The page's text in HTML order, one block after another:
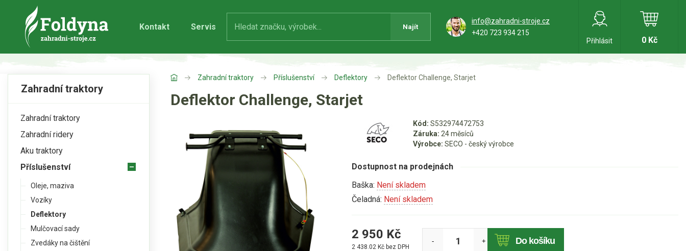
Kontakt Servis Najít
info@zahradni-stroje.cz
+420 723 934 215
Přihlásit
0 Kč
Zahradní traktory
Zahradní traktory
Zahradní ridery
Aku traktory
Příslušenství
Oleje, maziva
Vozíky
Deflektory
Mulčovací sady
Zvedáky na čištění
Zahradní traktory Příslušenství Deflektory Deflektor Challenge, Starjet
Deflektor Challenge, Starjet
Kód: S532974472753
Záruka: 24 měsíců
Výrobce: SECO - český výrobce
Dostupnost na prodejnách
Baška: Není skladem
Čeladná: Není skladem
2 950 Kč
2 438.02 Kč bez DPH
- + Do košíku